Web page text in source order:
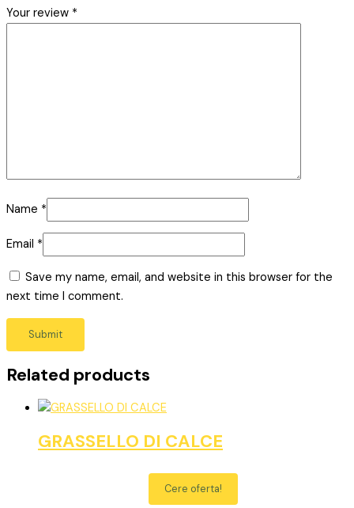
Your review *
Name *
Email *
Save my name, email, and website in this browser for the
next time I comment.
Related products
GRASSELLO DI CALCE
Cere oferta!